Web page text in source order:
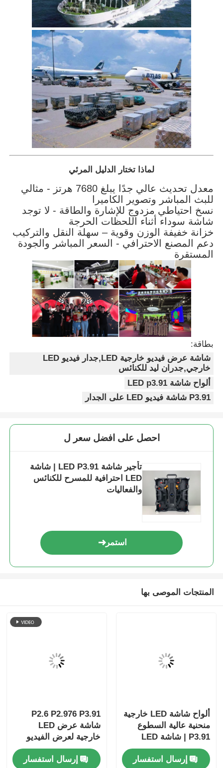
لماذا تختار الدليل المرئي
معدل تحديث عالي جدًا يبلغ 7680 هرتز - مثالي
للبث المباشر وتصوير الكاميرا
نسخ احتياطي مزدوج للإشارة والطاقة - لا توجد
شاشة سوداء أثناء اللحظات الحرجة
خزانة خفيفة الوزن وقوية – سهلة النقل والتركيب
دعم المصنع الاحترافي - السعر المباشر والجودة
المستقرة
بطاقة:
شاشة عرض فيديو خارجية LED,جدار فيديو LED
خارجي,جدران ليد للكنائس
ألواح شاشة LED p3.91
P3.91 شاشة فيديو LED على الجدار
احصل على افضل سعر ل
تأجير شاشة LED P3.91 | شاشة
LED احترافية للمسرح للكنائس
والفعاليات
استمر
المنتجات الموصى بها
ألواح شاشة LED خارجية
منحنية عالية السطوع
P3.91 | شاشة LED
محمولة وحائط LED
لفعاليات الأعمال
إرسال استفسار
P2.6 P2.976 P3.91
شاشة عرض LED
خارجية لعرض الفيديو
إرسال استفسار